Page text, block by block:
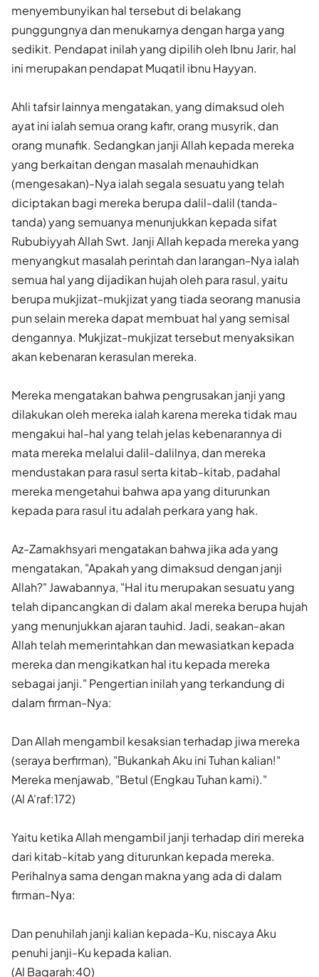
menyembunyikan hal tersebut di belakang
punggungnya dan menukarnya dengan harga yang
sedikit. Pendapat inilah yang dipilih oleh Ibnu Jarir, hal
ini merupakan pendapat Muqatil ibnu Hayyan.
Ahli tafsir lainnya mengatakan, yang dimaksud oleh
ayat ini ialah semua orang kafir, orang musyrik, dan
orang munafik. Sedangkan janji Allah kepada mereka
yang berkaitan dengan masalah menauhidkan
(mengesakan)-Nya ialah segala sesuatu yang telah
diciptakan bagi mereka berupa dalil-dalil (tanda-
tanda) yang semuanya menunjukkan kepada sifat
Rububiyyah Allah Swt. Janji Allah kepada mereka yang
menyangkut masalah perintah dan larangan-Nya ialah
semua hal yang dijadikan hujah oleh para rasul, yaitu
berupa mukjizat-mukjizat yang tiada seorang manusia
pun selain mereka dapat membuat hal yang semisal
dengannya. Mukjizat-mukjizat tersebut menyaksikan
akan kebenaran kerasulan mereka.
Mereka mengatakan bahwa pengrusakan janji yang
dilakukan oleh mereka ialah karena mereka tidak mau
mengakui hal-hal yang telah jelas kebenarannya di
mata mereka melalui dalil-dalilnya, dan mereka
mendustakan para rasul serta kitab-kitab, padahal
mereka mengetahui bahwa apa yang diturunkan
kepada para rasul itu adalah perkara yang hak.
Az-Zamakhsyari mengatakan bahwa jika ada yang
mengatakan, "Apakah yang dimaksud dengan janji
Allah?" Jawabannya, "Hal itu merupakan sesuatu yang
telah dipancangkan di dalam akal mereka berupa hujah
yang menunjukkan ajaran tauhid. Jadi, seakan-akan
Allah telah memerintahkan dan mewasiatkan kepada
mereka dan mengikatkan hal itu kepada mereka
sebagai janji." Pengertian inilah yang terkandung di
dalam firman-Nya:
Dan Allah mengambil kesaksian terhadap jiwa mereka
(seraya berfirman), "Bukankah Aku ini Tuhan kalian!"
Mereka menjawab, "Betul (Engkau Tuhan kami)."
(Al A'raf:172)
Yaitu ketika Allah mengambil janji terhadap diri mereka
dari kitab-kitab yang diturunkan kepada mereka.
Perihalnya sama dengan makna yang ada di dalam
firman-Nya:
Dan penuhilah janji kalian kepada-Ku, niscaya Aku
penuhi janji-Ku kepada kalian.
(Al Baqarah:40)